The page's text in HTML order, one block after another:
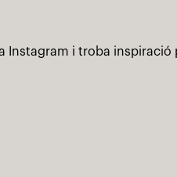
Instagram i troba